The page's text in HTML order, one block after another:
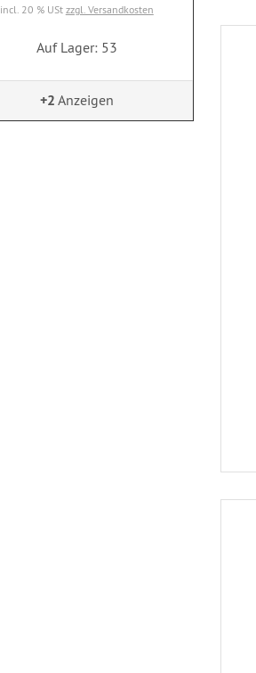
incl. 20 % USt zzgl. Versandkosten
Auf Lager: 53
+2 Anzeigen